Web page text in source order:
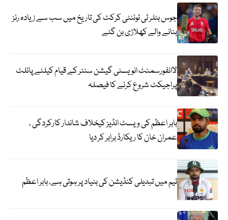
جوس بٹلر ٹی ٹوئنٹی کرکٹ کی تاریخ میں سب سے زیادہ رنز
بنانے والے کھلاڑی بن گئے
لاانفورسمنٹ انویسٹی گیشن سنٹر کے قیام کیلئے پائلٹ
پراجیکٹ شروع کرنے کا فیصلہ
بابر اعظم کی ویسٹ انڈیز کیخلاف شاندار کارکردگی ،
عمران خان کا ریکارڈ برابر کر دیا
ٹیم میں تبدیلی کنڈیشن کی بنیاد پر ہوتی ہے، بابر اعظم